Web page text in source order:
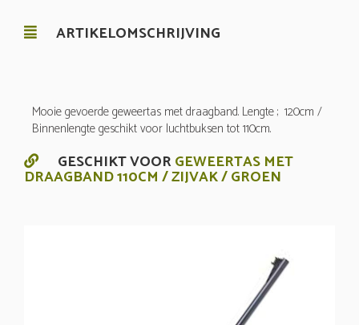
ARTIKELOMSCHRIJVING
Mooie gevoerde geweertas met draagband. Lengte ; 120cm /
Binnenlengte geschikt voor luchtbuksen tot 110cm.
GESCHIKT VOOR GEWEERTAS MET
DRAAGBAND 110CM / ZIJVAK / GROEN